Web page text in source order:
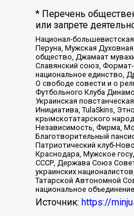
* Перечень
или запрете
Национал-
Перуна, Мужская
общество, Джамаат
Славянский союз,
национальное единство,
О свободе совести и о
Футбольного Клуба
Украинская
Инициатива, TulaSkins,
крымскотатарского
Независимость, Фирма,
Благотворительный
Патриотический клуб-
Краснодара, Мужское
СССР, Держава Союз
украинских
Татарской Автономной
национальное
Источник: https://